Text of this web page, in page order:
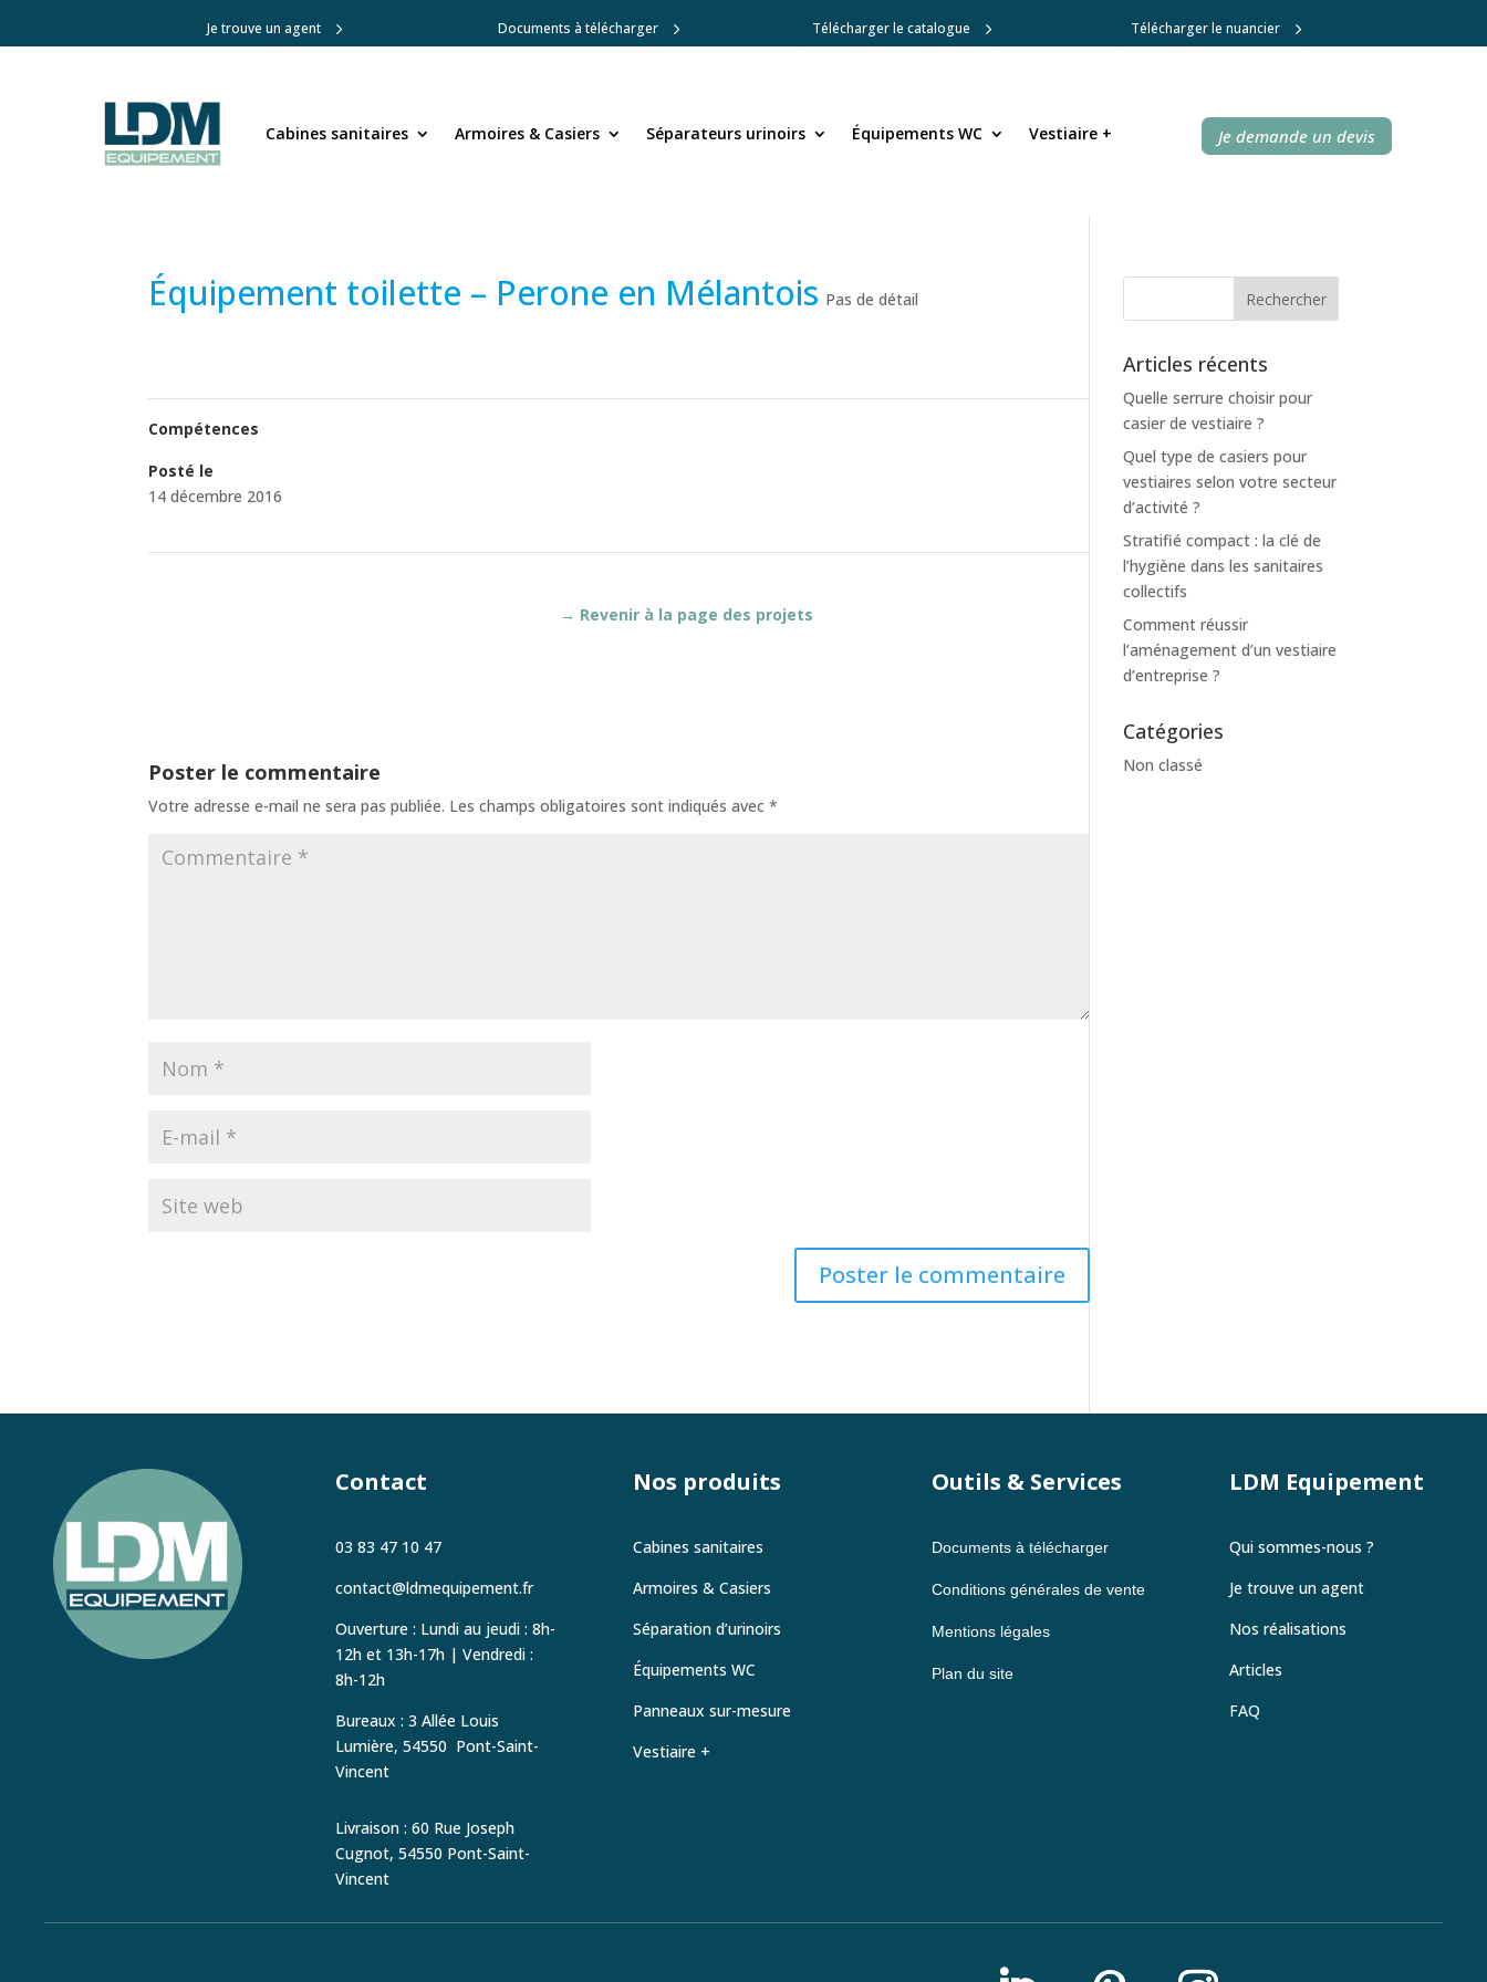
Je trouve un agent Documents à télécharger Télécharger le catalogue Télécharger le nuancier
Cabines sanitaires Armoires & Casiers Séparateurs urinoirs Équipements WC Vestiaire + Je demande un devis
Cabines sanitaires Armoires & Casiers Séparateurs urinoirs Équipements WC Vestiaire + Je demande un devis
Équipement toilette – Perone en Mélantois Pas de détail
Compétences
Posté le
14 décembre 2016
→ Revenir à la page des projets
Poster le commentaire
Votre adresse e-mail ne sera pas publiée. Les champs obligatoires sont indiqués avec*
Articles récents
Quelle serrure choisir pour
casier de vestiaire ?
Quel type de casiers pour
vestiaires selon votre secteur
d’activité ?
Stratifié compact : la clé de
l’hygiène dans les sanitaires
collectifs
Comment réussir
l’aménagement d’un vestiaire
d’entreprise ?
Catégories
Non classé
Contact
03 83 47 10 47
contact@ldmequipement.fr
Ouverture : Lundi au jeudi : 8h-
12h et 13h-17h | Vendredi :
8h-12h
Bureaux : 3 Allée Louis
Lumière, 54550 Pont-Saint-
Vincent
Livraison : 60 Rue Joseph
Cugnot, 54550 Pont-Saint-
Vincent
Nos produits
Cabines sanitaires
Armoires & Casiers
Séparation d’urinoirs
Équipements WC
Panneaux sur-mesure
Vestiaire +
Outils & Services
Documents à télécharger
Conditions générales de vente
Mentions légales
Plan du site
LDM Equipement
Qui sommes-nous ?
Je trouve un agent
Nos réalisations
Articles
FAQ